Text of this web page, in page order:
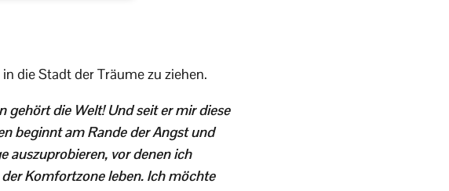
die Stadt der Träume zu ziehen.
gehört die Welt! Und seit er mir diese
beginnt am Rande der Angst und
auszuprobieren, vor denen ich
Komfortzone leben. Ich möchte